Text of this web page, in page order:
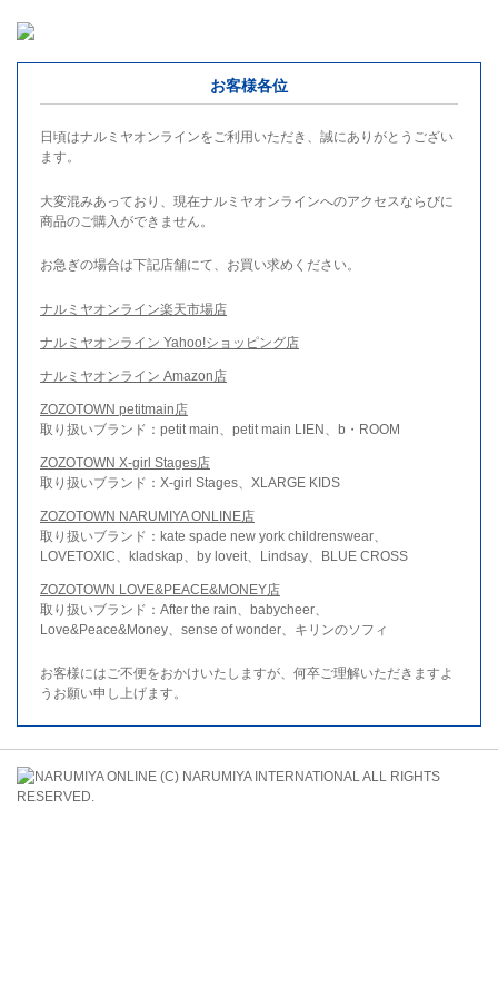
お客様各位
日頃はナルミヤオンラインをご利用いただき、誠にありがとうござい
ます。
大変混みあっており、現在ナルミヤオンラインへのアクセスならびに
商品のご購入ができません。
お急ぎの場合は下記店舗にて、お買い求めください。
ナルミヤオンライン楽天市場店
ナルミヤオンライン Yahoo!ショッピング店
ナルミヤオンライン Amazon店
ZOZOTOWN petitmain店
取り扱いブランド：petit main、petit main LIEN、b・ROOM
ZOZOTOWN X-girl Stages店
取り扱いブランド：X-girl Stages、XLARGE KIDS
ZOZOTOWN NARUMIYA ONLINE店
取り扱いブランド：kate spade new york childrenswear、
LOVETOXIC、kladskap、by loveit、Lindsay、BLUE CROSS
ZOZOTOWN LOVE&PEACE&MONEY店
取り扱いブランド：After the rain、babycheer、
Love&Peace&Money、sense of wonder、キリンのソフィ
お客様にはご不便をおかけいたしますが、何卒ご理解いただきますよ
うお願い申し上げます。